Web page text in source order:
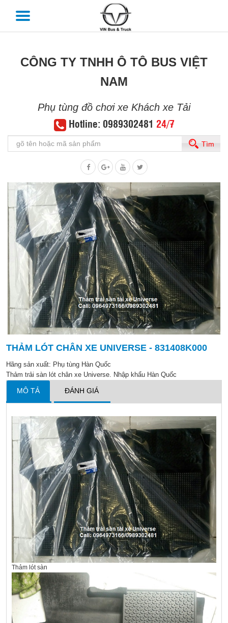
CÔNG TY TNHH Ô TÔ BUS VIỆT
NAM
Phụ tùng đồ chơi xe Khách xe Tải
Hotline: 0989302481 24/7
Tìm
THẢM LÓT CHÂN XE UNIVERSE - 831408K000
Hãng sản xuất: Phụ tùng Hàn Quốc
Thảm trải sàn lót chân xe Universe. Nhập khẩu Hàn Quốc
MÔ TẢ ĐÁNH GIÁ
Thảm lót sàn